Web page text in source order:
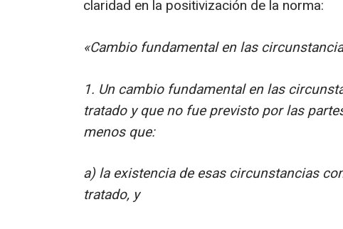
claridad en la positivización de la norma:
«Cambio fundamental en las
1. Un cambio fundamental en las
tratado y que no fue previsto por las
menos que:
a) la existencia de esas circunstancias
tratado, y